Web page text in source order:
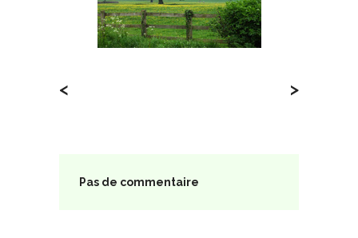
< >
Pas de commentaire